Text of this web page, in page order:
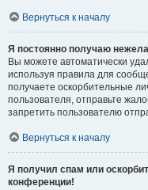
Вернуться к началу
Я постоянно получаю
Вы можете автоматически
используя правила для
получаете оскорбительные
пользователя, отправьте
запретить пользователю
Вернуться к началу
Я получил спам или
конференции!